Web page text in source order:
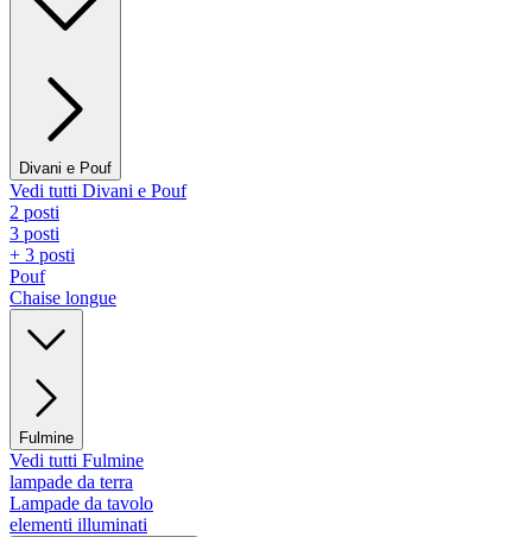
Divani e Pouf
Vedi tutti Divani e Pouf
2 posti
3 posti
+ 3 posti
Pouf
Chaise longue
Fulmine
Vedi tutti Fulmine
lampade da terra
Lampade da tavolo
elementi illuminati